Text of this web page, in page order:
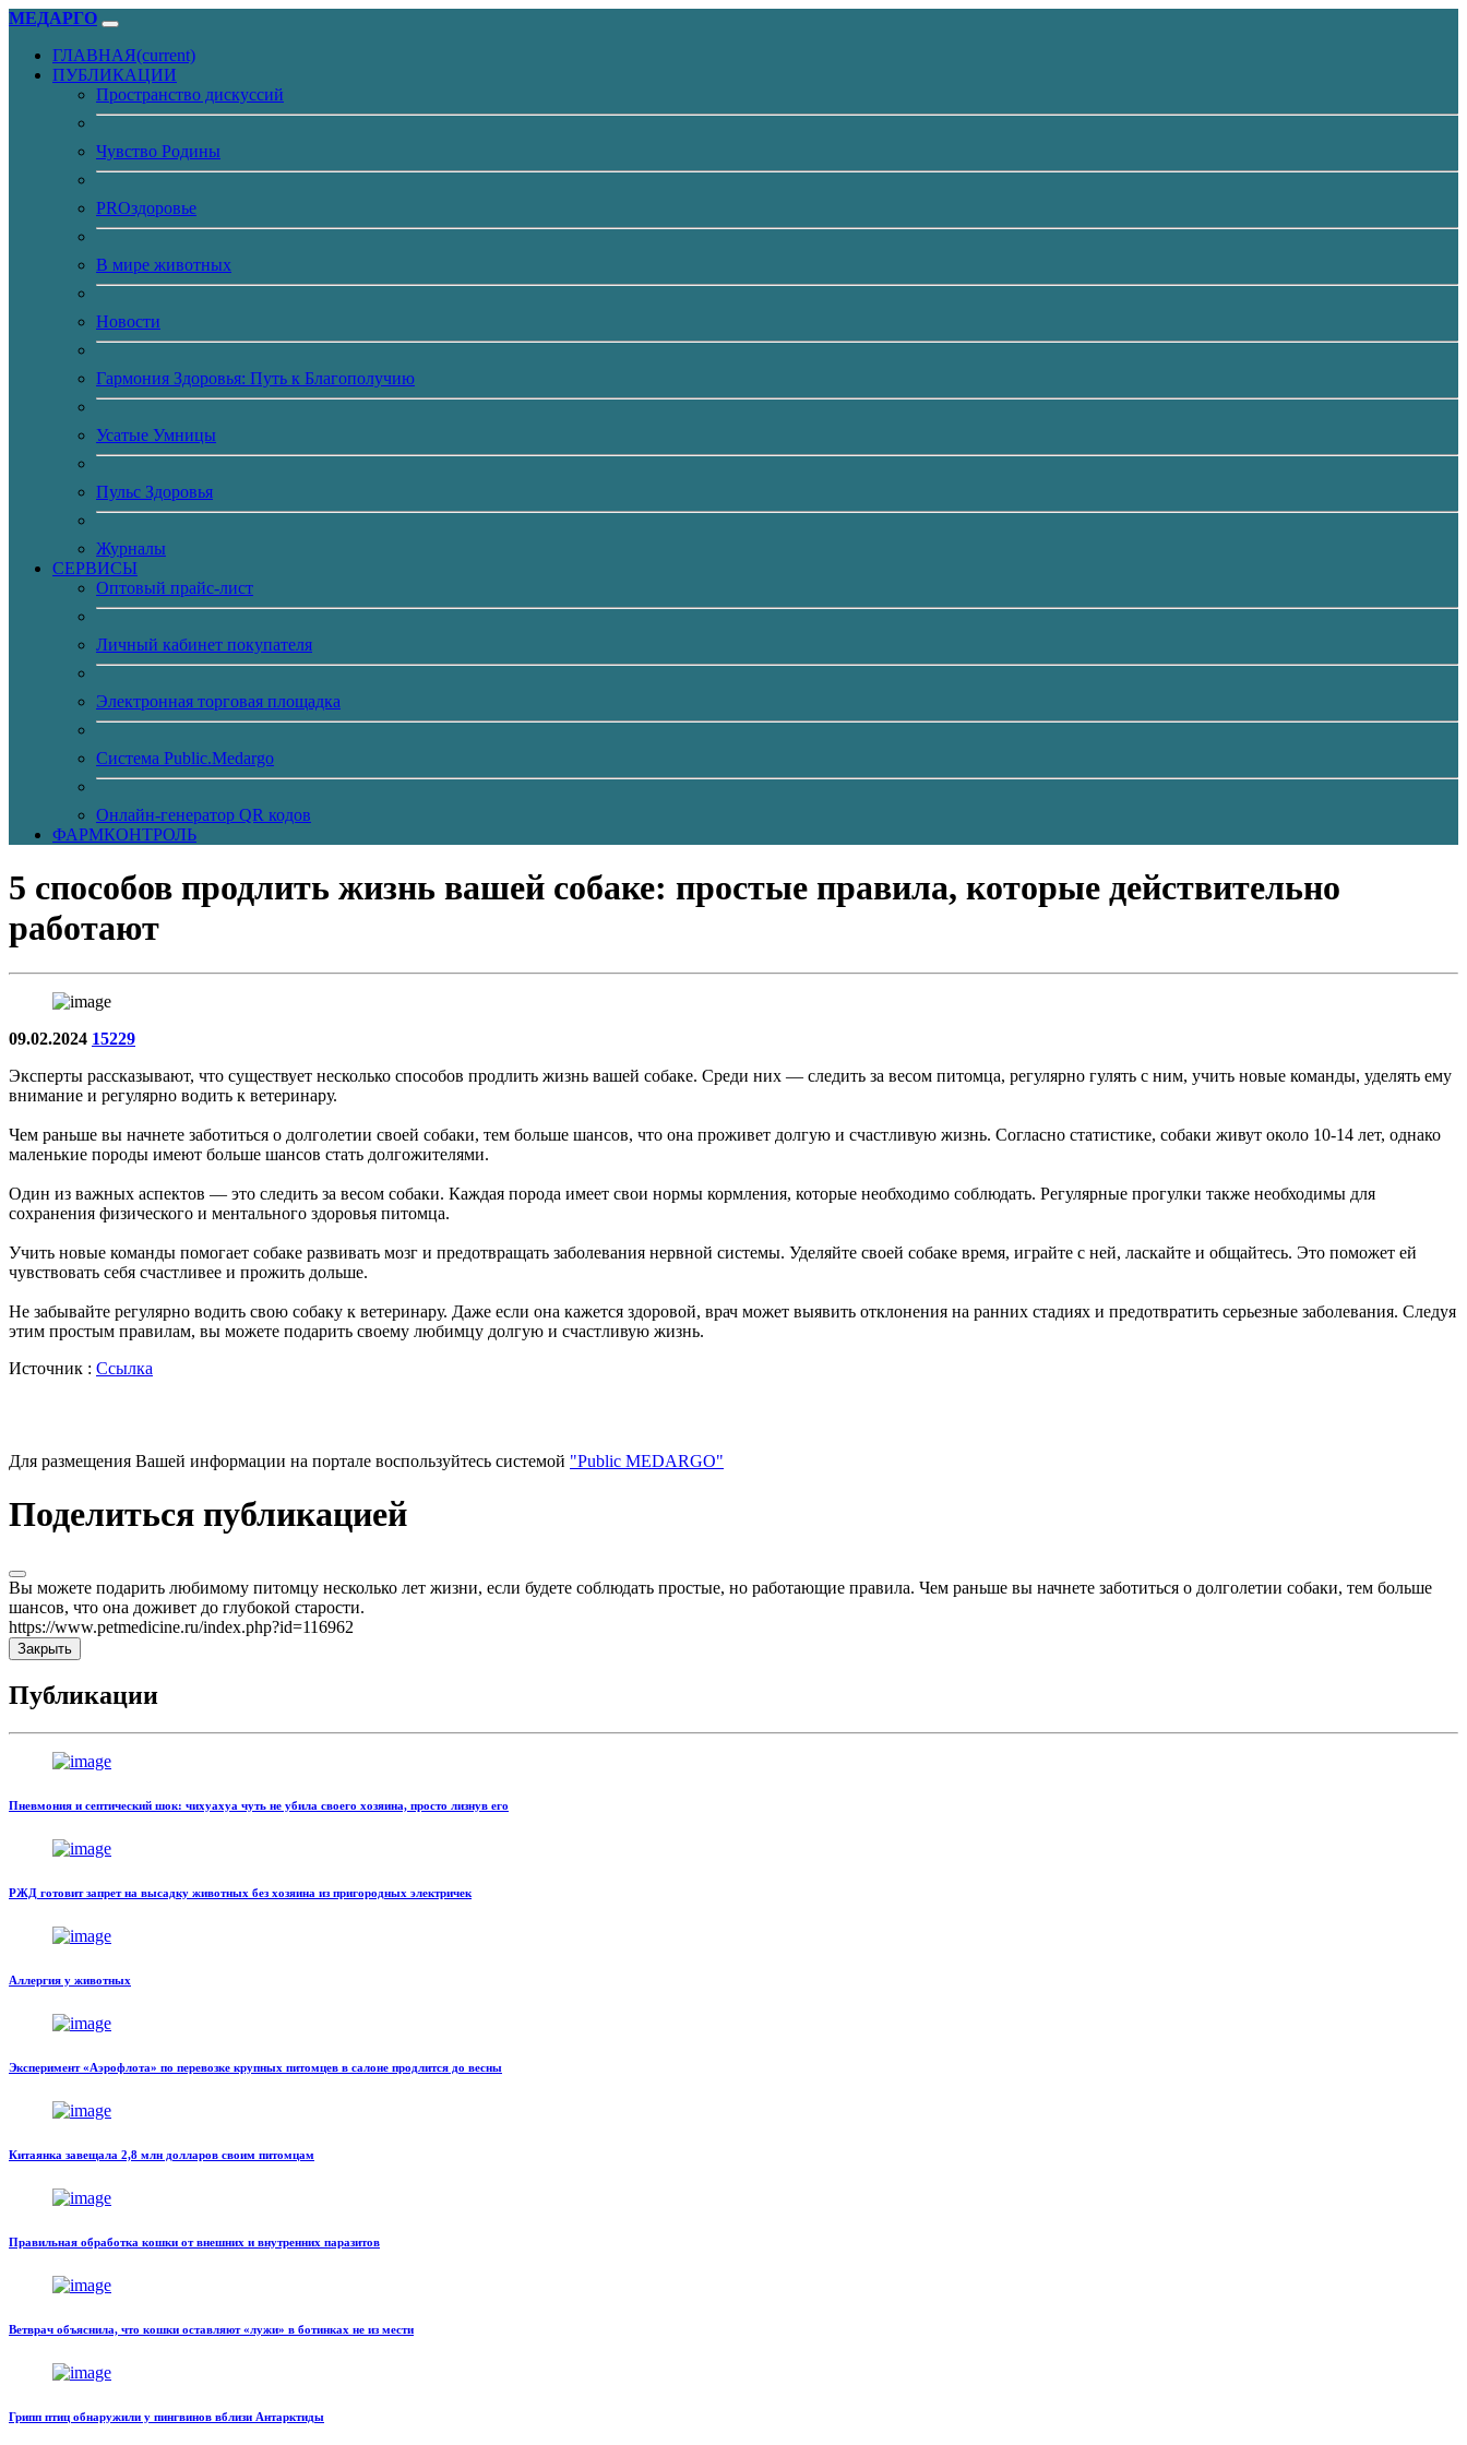
МЕДАРГО
ГЛАВНАЯ(current)
ПУБЛИКАЦИИ
Пространство дискуссий
Чувство Родины
PROздоровье
В мире животных
Новости
Гармония Здоровья: Путь к Благополучию
Усатые Умницы
Пульс Здоровья
Журналы
CЕРВИСЫ
Оптовый прайс-лист
Личный кабинет покупателя
Электронная торговая площадка
Система Public.Medargo
Онлайн-генератор QR кодов
ФАРМКОНТРОЛЬ
5 способов продлить жизнь вашей собаке: простые правила, которые действительно
работают
09.02.2024 15229
Эксперты рассказывают, что существует несколько способов продлить жизнь вашей собаке. Среди них — следить за весом питомца, регулярно гулять с ним, учить новые команды, уделять ему
внимание и регулярно водить к ветеринару.
Чем раньше вы начнете заботиться о долголетии своей собаки, тем больше шансов, что она проживет долгую и счастливую жизнь. Согласно статистике, собаки живут около 10-14 лет, однако
маленькие породы имеют больше шансов стать долгожителями.
Один из важных аспектов — это следить за весом собаки. Каждая порода имеет свои нормы кормления, которые необходимо соблюдать. Регулярные прогулки также необходимы для
сохранения физического и ментального здоровья питомца.
Учить новые команды помогает собаке развивать мозг и предотвращать заболевания нервной системы. Уделяйте своей собаке время, играйте с ней, ласкайте и общайтесь. Это поможет ей
чувствовать себя счастливее и прожить дольше.
Не забывайте регулярно водить свою собаку к ветеринару. Даже если она кажется здоровой, врач может выявить отклонения на ранних стадиях и предотвратить серьезные заболевания. Следуя
этим простым правилам, вы можете подарить своему любимцу долгую и счастливую жизнь.
Источник : Ссылка
Для размещения Вашей информации на портале воспользуйтесь системой "Public MEDARGO"
Поделиться публикацией
Вы можете подарить любимому питомцу несколько лет жизни, если будете соблюдать простые, но работающие правила. Чем раньше вы начнете заботиться о долголетии собаки, тем больше
шансов, что она доживет до глубокой старости.
https://www.petmedicine.ru/index.php?id=116962
Закрыть
Публикации
Пневмония и септический шок: чихуахуа чуть не убила своего хозяина, просто лизнув его
РЖД готовит запрет на высадку животных без хозяина из пригородных электричек
Аллергия у животных
Эксперимент «Аэрофлота» по перевозке крупных питомцев в салоне продлится до весны
Китаянка завещала 2,8 млн долларов своим питомцам
Правильная обработка кошки от внешних и внутренних паразитов
Ветврач объяснила, что кошки оставляют «лужи» в ботинках не из мести
Грипп птиц обнаружили у пингвинов вблизи Антарктиды